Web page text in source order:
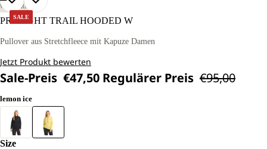
SALE
UNSER
MODEL
IST
GROSS U
RÄGT G
RÖSSE M.
BILD
IM
ÖFFNEN
UNSER
MODEL
IST
GROSS U
RÄGT G
RÖSSE M.
BILD
IM
ÖFFNEN
BILD
IM
ÖFFNEN
BILD
IM
ÖFFNEN
BILD
IM
ÖFFNEN
BILD
IM
ÖFFNEN
WANDERN
PRELIGHT TRAIL HOODED W
Pullover aus Stretchfleece mit Kapuze Damen
Jetzt Produkt bewerten
Sale-Preis €47,50 Regulärer Preis €95,00
lemon ice
Size